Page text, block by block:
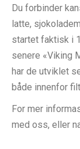
Du forbinder
latte,
startet faktisk i
senere «Viking
har de utviklet
både innenfor
For mer
med oss, eller